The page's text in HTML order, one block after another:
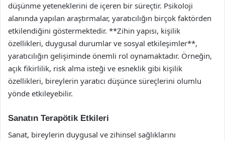
düşünme yeteneklerini de içeren bir süreçtir. Psikoloji
alanında yapılan araştırmalar, yaratıcılığın birçok faktörden
etkilendiğini göstermektedir. **Zihin yapısı, kişilik
özellikleri, duygusal durumlar ve sosyal etkileşimler**,
yaratıcılığın gelişiminde önemli rol oynamaktadır. Örneğin,
açık fikirlilik, risk alma isteği ve esneklik gibi kişilik
özellikleri, bireylerin yaratıcı düşünce süreçlerini olumlu
yönde etkileyebilir.
Sanatın Terapötik Etkileri
Sanat, bireylerin duygusal ve zihinsel sağlıklarını